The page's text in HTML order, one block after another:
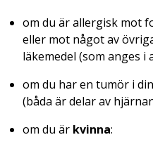
om du är allergisk mot
eller mot något av
läkemedel (som anges i
om du har en tumör i
(båda är delar av
om du är kvinna: